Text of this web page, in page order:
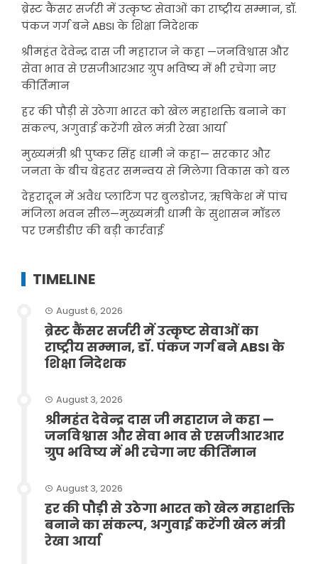
ब्रेस्ट कैंसर सर्जरी में उत्कृष्ट सेवाओं का राष्ट्रीय सम्मान, डॉ.
पंकज गर्ग बने ABSI के शिक्षा निदेशक
श्रीमहंत देवेन्द्र दास जी महाराज ने कहा —जनविश्वास और
सेवा भाव से एसजीआरआर ग्रुप भविष्य में भी रचेगा नए
कीर्तिमान
हर की पौड़ी से उठेगा भारत को खेल महाशक्ति बनाने का
संकल्प, अगुवाई करेंगी खेल मंत्री रेखा आर्या
मुख्यमंत्री श्री पुष्कर सिंह धामी ने कहा— सरकार और
जनता के बीच बेहतर समन्वय से मिलेगा विकास को बल
देहरादून में अवैध प्लाटिंग पर बुलडोजर, ऋषिकेश में पांच
मंजिला भवन सील—मुख्यमंत्री धामी के सुशासन मॉडल
पर एमडीडीए की बड़ी कार्रवाई
TIMELINE
August 6, 2026
ब्रेस्ट कैंसर सर्जरी में उत्कृष्ट सेवाओं का
राष्ट्रीय सम्मान, डॉ. पंकज गर्ग बने ABSI के
शिक्षा निदेशक
August 3, 2026
श्रीमहंत देवेन्द्र दास जी महाराज ने कहा —
जनविश्वास और सेवा भाव से एसजीआरआर
ग्रुप भविष्य में भी रचेगा नए कीर्तिमान
August 3, 2026
हर की पौड़ी से उठेगा भारत को खेल महाशक्ति
बनाने का संकल्प, अगुवाई करेंगी खेल मंत्री
रेखा आर्या